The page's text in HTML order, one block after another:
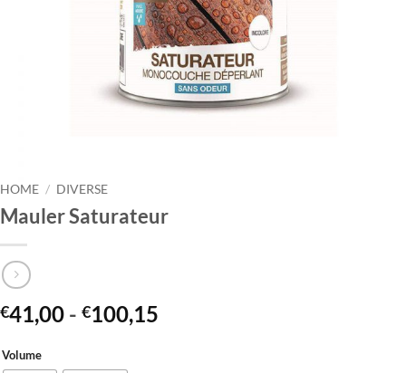
HOME / DIVERSE
Mauler Saturateur
€41,00 - €100,15
Volume